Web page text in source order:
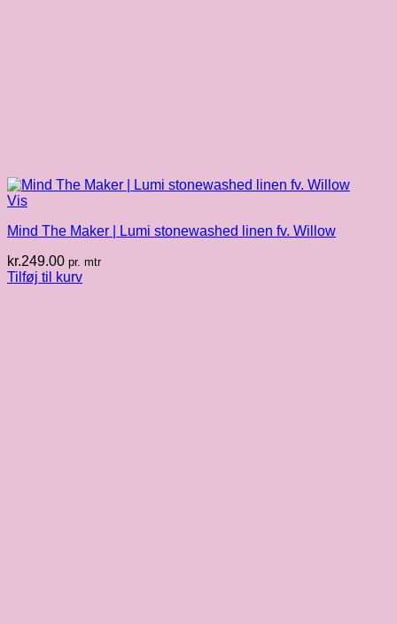
Vis
Mind The Maker | Lumi stonewashed linen fv. Willow
kr.249.00 pr. mtr
Tilføj til kurv